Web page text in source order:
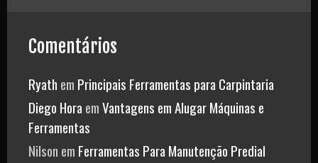
Comentários
Ryath em Principais Ferramentas para Carpintaria
Diego Hora emVantagens em Alugar Máquinas e
Ferramentas
Nilson em Ferramentas Para Manutenção Predial